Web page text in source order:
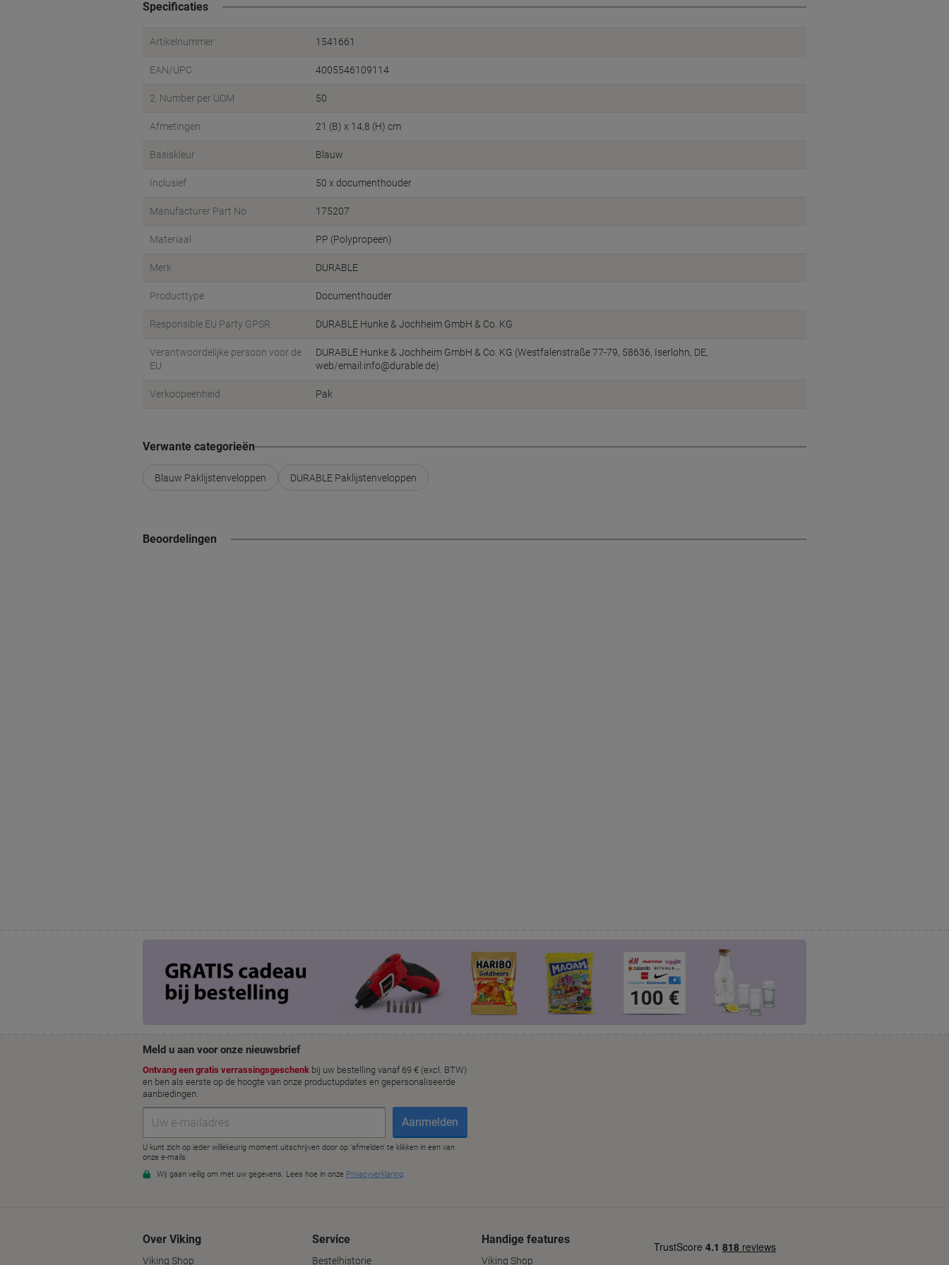
Specificaties
Artikelnummer 1541661
EAN/UPC 4005546109114
2. Number per UOM 50
Afmetingen 21 (B) x 14,8 (H) cm
Basiskleur Blauw
Inclusief 50 x documenthouder
Manufacturer Part No 175207
Materiaal PP (Polypropeen)
Merk DURABLE
Producttype Documenthouder
Responsible EU Party GPSR DURABLE Hunke & Jochheim GmbH & Co. KG
Verantwoordelijke persoon voor de
EU
DURABLE Hunke & Jochheim GmbH & Co. KG (Westfalenstraße 77-79, 58636, Iserlohn, DE,
web/email:info@durable.de)
Verkoopeenheid Pak
Verwante categorieën
Blauw Paklijstenveloppen DURABLE Paklijstenveloppen
Beoordelingen
Over Viking
Viking Shop
Service
Bestelhistorie
Handige features
Viking Shop